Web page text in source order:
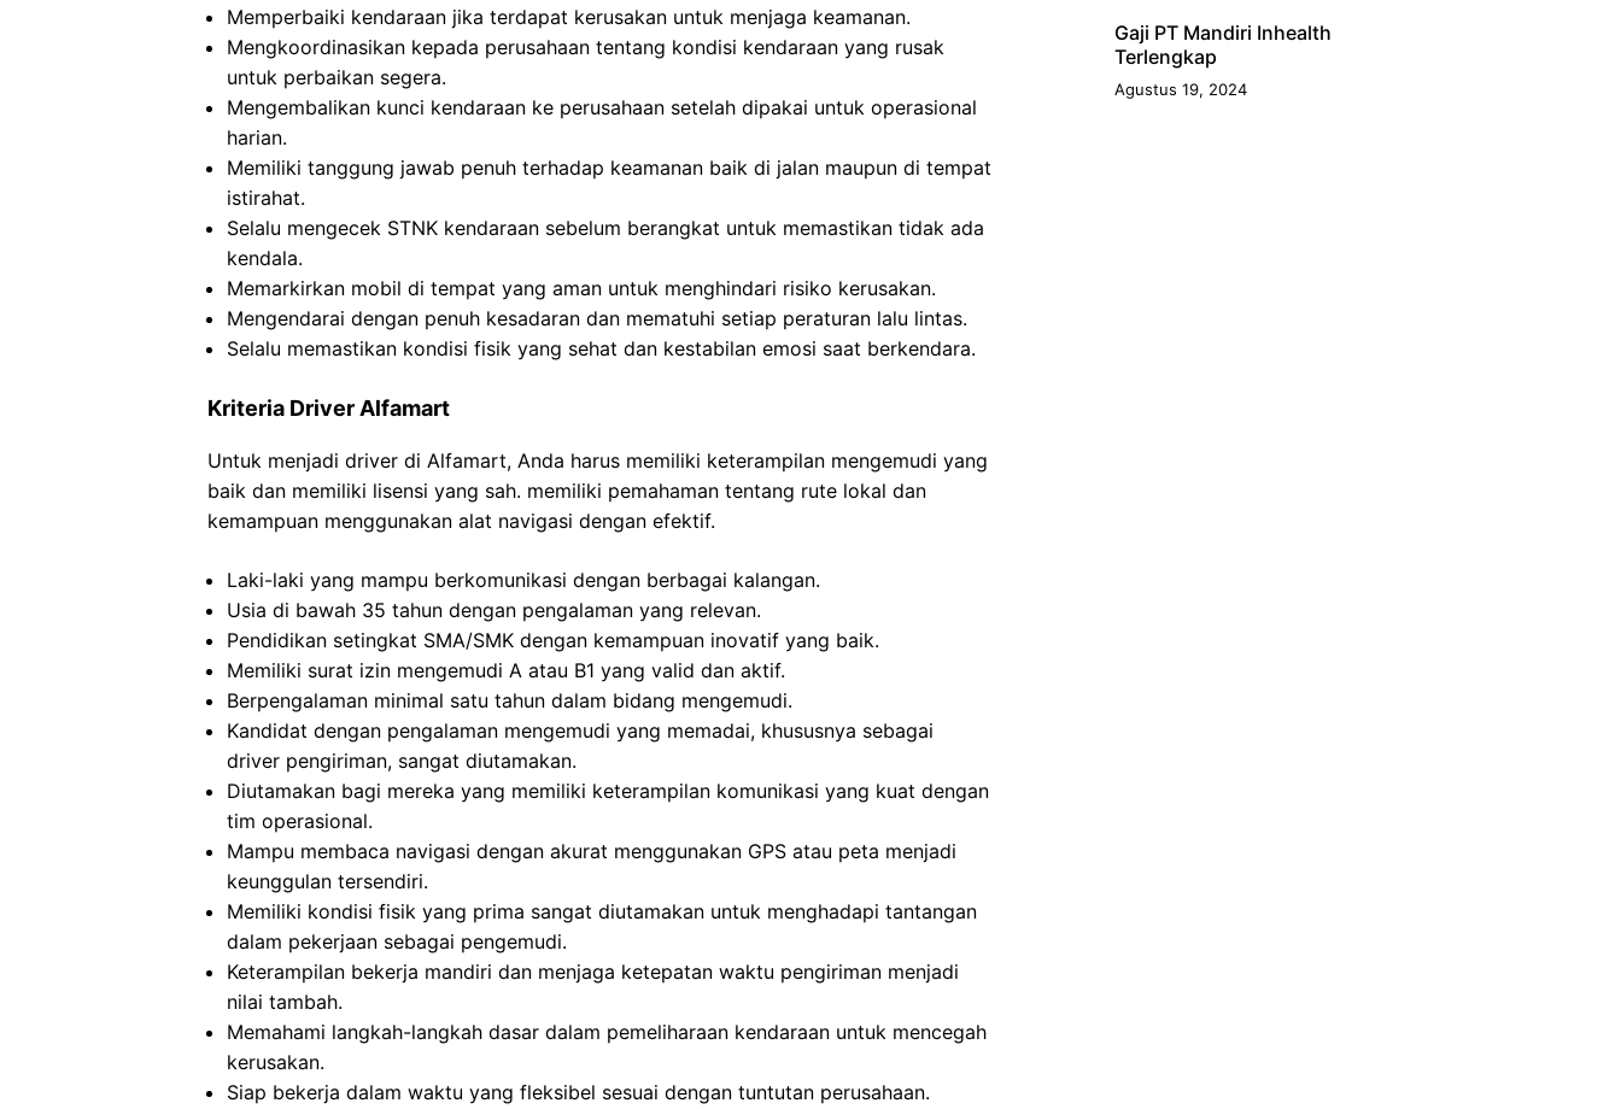
Memperbaiki kendaraan jika terdapat kerusakan untuk menjaga keamanan.
Mengkoordinasikan kepada perusahaan tentang kondisi kendaraan yang rusak
untuk perbaikan segera.
Mengembalikan kunci kendaraan ke perusahaan setelah dipakai untuk operasional
harian.
Memiliki tanggung jawab penuh terhadap keamanan baik di jalan maupun di tempat
istirahat.
Selalu mengecek STNK kendaraan sebelum berangkat untuk memastikan tidak ada
kendala.
Memarkirkan mobil di tempat yang aman untuk menghindari risiko kerusakan.
Mengendarai dengan penuh kesadaran dan mematuhi setiap peraturan lalu lintas.
Selalu memastikan kondisi fisik yang sehat dan kestabilan emosi saat berkendara.
Kriteria Driver Alfamart
Untuk menjadi driver di Alfamart, Anda harus memiliki keterampilan mengemudi yang
baik dan memiliki lisensi yang sah. memiliki pemahaman tentang rute lokal dan
kemampuan menggunakan alat navigasi dengan efektif.
Laki-laki yang mampu berkomunikasi dengan berbagai kalangan.
Usia di bawah 35 tahun dengan pengalaman yang relevan.
Pendidikan setingkat SMA/SMK dengan kemampuan inovatif yang baik.
Memiliki surat izin mengemudi A atau B1 yang valid dan aktif.
Berpengalaman minimal satu tahun dalam bidang mengemudi.
Kandidat dengan pengalaman mengemudi yang memadai, khususnya sebagai
driver pengiriman, sangat diutamakan.
Diutamakan bagi mereka yang memiliki keterampilan komunikasi yang kuat dengan
tim operasional.
Mampu membaca navigasi dengan akurat menggunakan GPS atau peta menjadi
keunggulan tersendiri.
Memiliki kondisi fisik yang prima sangat diutamakan untuk menghadapi tantangan
dalam pekerjaan sebagai pengemudi.
Keterampilan bekerja mandiri dan menjaga ketepatan waktu pengiriman menjadi
nilai tambah.
Memahami langkah-langkah dasar dalam pemeliharaan kendaraan untuk mencegah
kerusakan.
Siap bekerja dalam waktu yang fleksibel sesuai dengan tuntutan perusahaan.
Gaji PT Mandiri Inhealth
Terlengkap
Agustus 19, 2024